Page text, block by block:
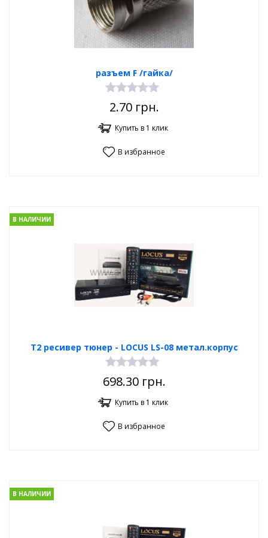
разъем F /гайка/
2.70грн.
Купить в 1 клик
В избранное
Т2 ресивер тюнер - LOCUS LS-08 метал.корпус
В НАЛИЧИИ
698.30грн.
Купить в 1 клик
В избранное
В НАЛИЧИИ